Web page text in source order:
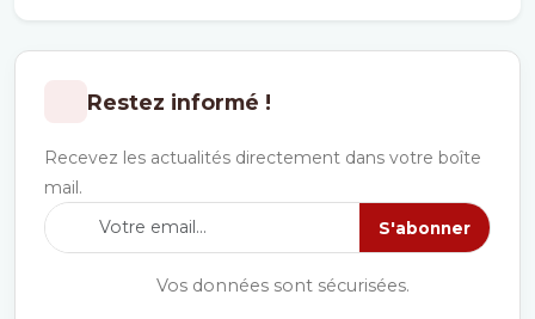
Restez informé !
Recevez les actualités directement dans votre boîte
mail.
S'abonner
Vos données sont sécurisées.